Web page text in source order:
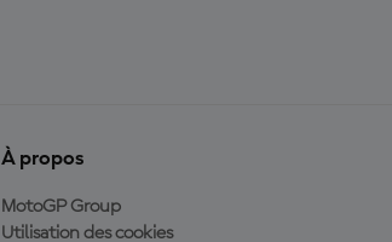
À propos
MotoGP Group
Utilisation des cookies